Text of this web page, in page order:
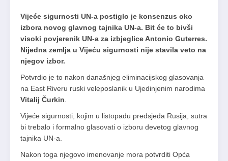
Vijeće sigurnosti UN-a postiglo je konsenzus oko
izbora novog glavnog tajnika UN-a. Bit će to bivši
visoki povjerenik UN-a za izbjeglice Antonio Guterres.
Nijedna zemlja u Vijeću sigurnosti nije stavila veto na
njegov izbor.
Potvrdio je to nakon današnjeg eliminacijskog glasovanja
na East Riveru ruski veleposlanik u Ujedinjenim narodima
Vitalij Čurkin
Vijeće sigurnosti, kojim u listopadu predsjeda Rusija, sutra
bi trebalo i formalno glasovati o izboru devetog glavnog
tajnika UN-a.
Nakon toga njegovo imenovanje mora potvrditi Opća